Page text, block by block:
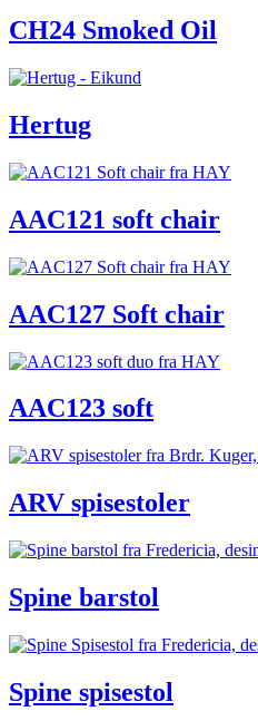
CH24 Smoked Oil
Hertug
AAC121 soft chair
AAC127 Soft chair
AAC123 soft
ARV spisestoler
Spine barstol
Spine spisestol